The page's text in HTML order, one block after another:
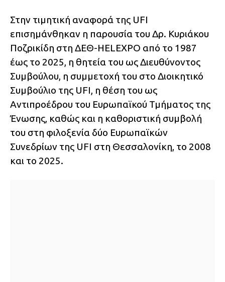
Στην τιμητική αναφορά της UFI
επισημάνθηκαν η παρουσία του Δρ. Κυριάκου
Ποζρικίδη στη ΔΕΘ-HELEXPO από το 1987
έως το 2025, η θητεία του ως Διευθύνοντος
Συμβούλου, η συμμετοχή του στο Διοικητικό
Συμβούλιο της UFI, η θέση του ως
Αντιπροέδρου του Ευρωπαϊκού Τμήματος της
Ένωσης, καθώς και η καθοριστική συμβολή
του στη φιλοξενία δύο Ευρωπαϊκών
Συνεδρίων της UFI στη Θεσσαλονίκη, το 2008
και το 2025.